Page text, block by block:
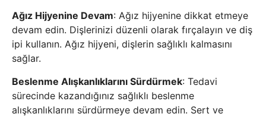
Ağız Hijyenine Devam: Ağız hijyenine dikkat etmeye
devam edin. Dişlerinizi düzenli olarak fırçalayın ve diş
ipi kullanın. Ağız hijyeni, dişlerin sağlıklı kalmasını
sağlar.
Beslenme Alışkanlıklarını Sürdürmek: Tedavi
sürecinde kazandığınız sağlıklı beslenme
alışkanlıklarını sürdürmeye devam edin. Sert ve